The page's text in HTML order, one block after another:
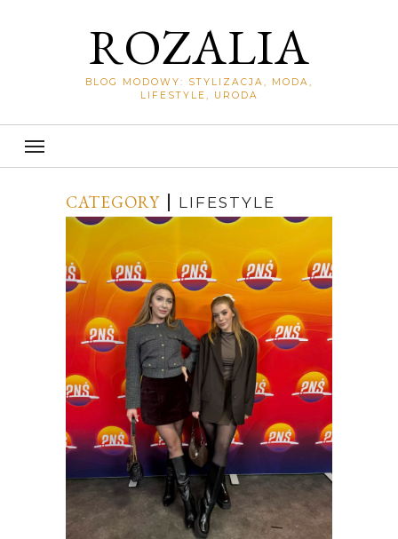
ROZALIA
BLOG MODOWY: STYLIZACJA, MODA,
LIFESTYLE, URODA
CATEGORY LIFESTYLE